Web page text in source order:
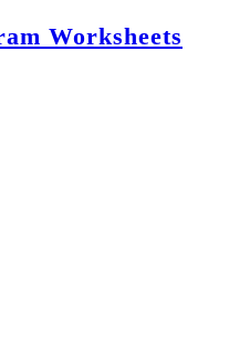
Worksheets